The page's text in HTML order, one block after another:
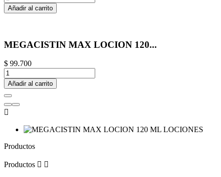
Añadir al carrito
MEGACISTIN MAX LOCION 120...
$ 99.700
Añadir al carrito

Productos
Productos  